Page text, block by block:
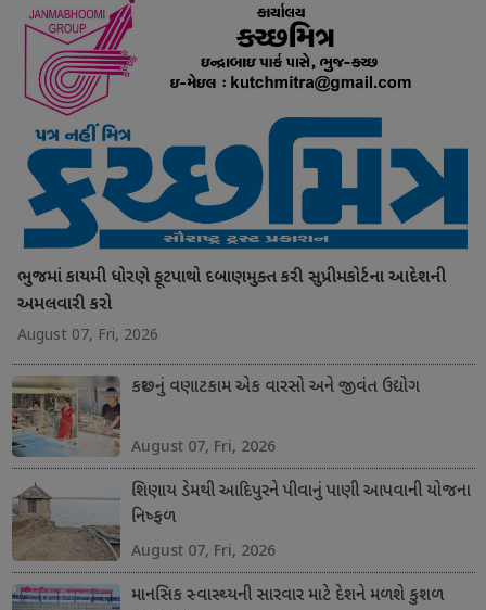
ભુજમાં કાયમી ધોરણે ફૂટપાથો દબાણમુક્ત કરી સુપ્રીમકોર્ટના આદેશની
અમલવારી કરો
August 07, Fri, 2026
કચ્છનું વણાટકામ એક વારસો અને જીવંત ઉદ્યોગ
August 07, Fri, 2026
શિણાય ડેમથી આદિપુરને પીવાનું પાણી આપવાની યોજના
નિષ્ફળ
August 07, Fri, 2026
માનસિક સ્વાસ્થ્યની સારવાર માટે દેશને મળશે કુશળ